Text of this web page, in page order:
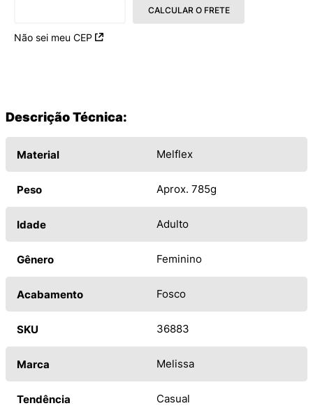
Não sei meu CEP
CALCULAR O FRETE
Descrição Técnica:
Material Melflex
Peso Aprox. 785g
Idade Adulto
Gênero Feminino
Acabamento Fosco
SKU 36883
Marca Melissa
Tendência Casual